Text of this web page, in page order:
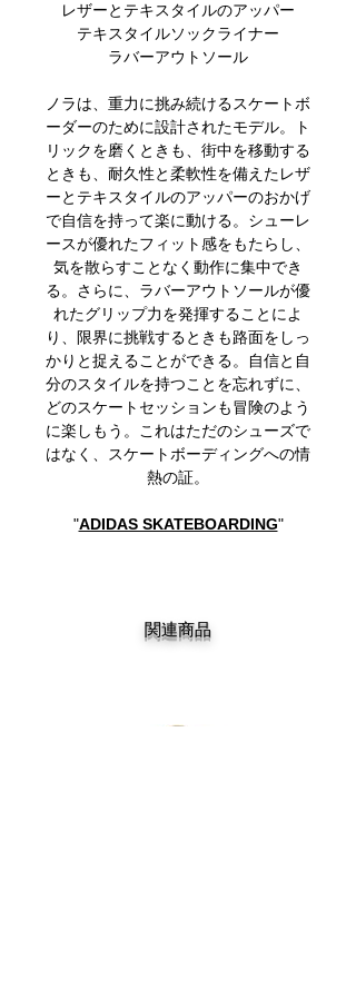
レザーとテキスタイルのアッパー
テキスタイルソックライナー
ラバーアウトソール
ノラは、重力に挑み続けるスケートボ
ーダーのために設計されたモデル。ト
リックを磨くときも、街中を移動する
ときも、耐久性と柔軟性を備えたレザ
ーとテキスタイルのアッパーのおかげ
で自信を持って楽に動ける。シューレ
ースが優れたフィット感をもたらし、
気を散らすことなく動作に集中でき
る。さらに、ラバーアウトソールが優
れたグリップ力を発揮することによ
り、限界に挑戦するときも路面をしっ
かりと捉えることができる。自信と自
分のスタイルを持つことを忘れずに、
どのスケートセッションも冒険のよう
に楽しもう。これはただのシューズで
はなく、スケートボーディングへの情
熱の証。
"ADIDAS SKATEBOARDING"
関連商品